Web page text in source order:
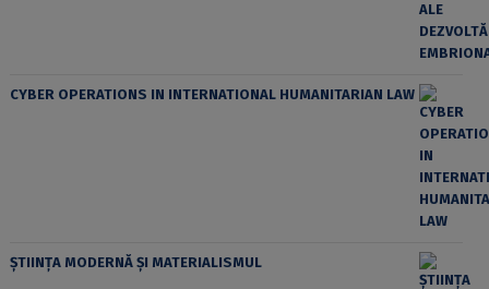
CYBER OPERATIONS IN INTERNATIONAL HUMANITARIAN LAW
ȘTIINȚA MODERNĂ ȘI MATERIALISMUL